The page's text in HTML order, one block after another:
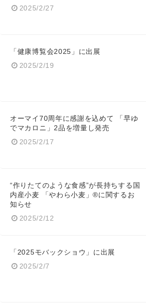
2025/2/27
「健康博覧会2025」に出展
2025/2/19
オーマイ70周年に感謝を込めて 「早ゆ
でマカロニ」2品を増量し発売
2025/2/17
“作りたてのような食感”が長持ちする国
内産小麦 「やわら小麦」®に関するお
知らせ
2025/2/12
「2025モバックショウ」に出展
2025/2/7